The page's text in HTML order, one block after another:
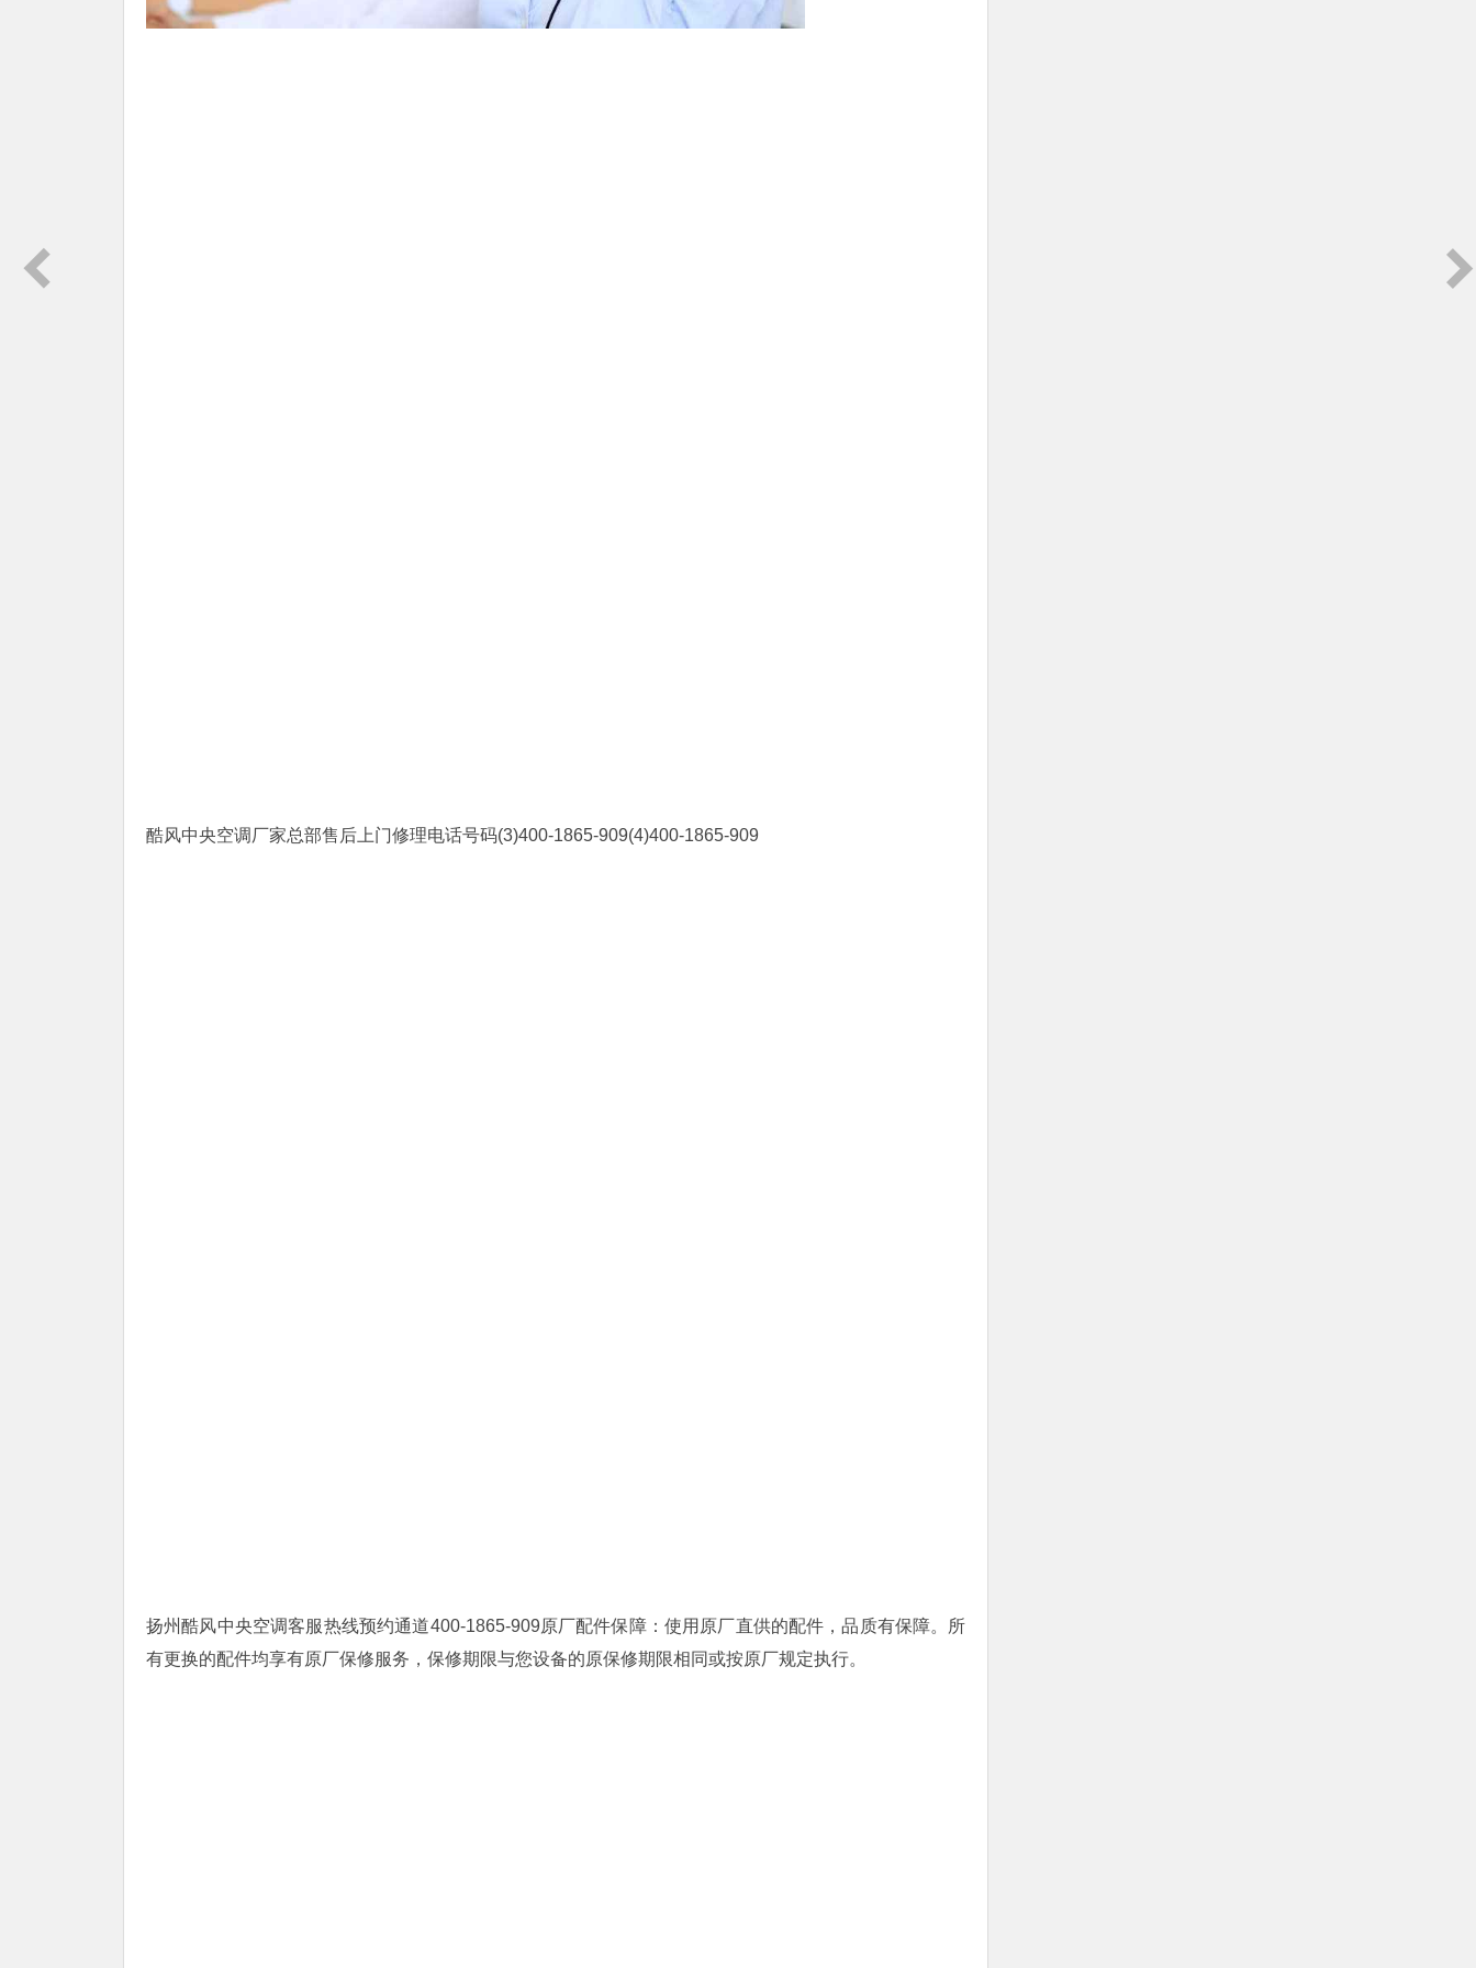
酷风中央空调厂家总部售后上门修理电话号码(3)400-1865-909(4)400-1865-909
扬州酷风中央空调客服热线预约通道400-1865-909原厂配件保障：使用原厂直供的配件，品质有保障。所
有更换的配件均享有原厂保修服务，保修期限与您设备的原保修期限相同或按原厂规定执行。